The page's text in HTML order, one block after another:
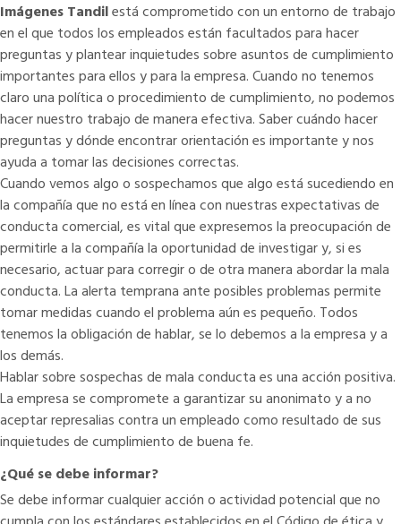
Imágenes Tandilestá comprometido con un entorno de trabajo
en el que todos los empleados están facultados para hacer
preguntas y plantear inquietudes sobre asuntos de cumplimiento
importantes para ellos y para la empresa. Cuando no tenemos
claro una política o procedimiento de cumplimiento, no podemos
hacer nuestro trabajo de manera efectiva. Saber cuándo hacer
preguntas y dónde encontrar orientación es importante y nos
ayuda a tomar las decisiones correctas.
Cuando vemos algo o sospechamos que algo está sucediendo en
la compañía que no está en línea con nuestras expectativas de
conducta comercial, es vital que expresemos la preocupación de
permitirle a la compañía la oportunidad de investigar y, si es
necesario, actuar para corregir o de otra manera abordar la mala
conducta. La alerta temprana ante posibles problemas permite
tomar medidas cuando el problema aún es pequeño. Todos
tenemos la obligación de hablar, se lo debemos a la empresa y a
los demás.
Hablar sobre sospechas de mala conducta es una acción positiva.
La empresa se compromete a garantizar su anonimato y a no
aceptar represalias contra un empleado como resultado de sus
inquietudes de cumplimiento de buena fe.
¿Qué se debe informar?
Se debe informar cualquier acción o actividad potencial que no